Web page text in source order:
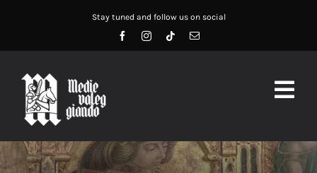
contenuto
Stay tuned and follow us on social
HOME